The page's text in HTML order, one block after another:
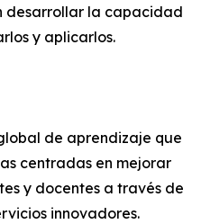
desarrollar la capacidad
y aplicarlos.
de aprendizaje que
centradas en mejorar
y docentes a través de
innovadores.